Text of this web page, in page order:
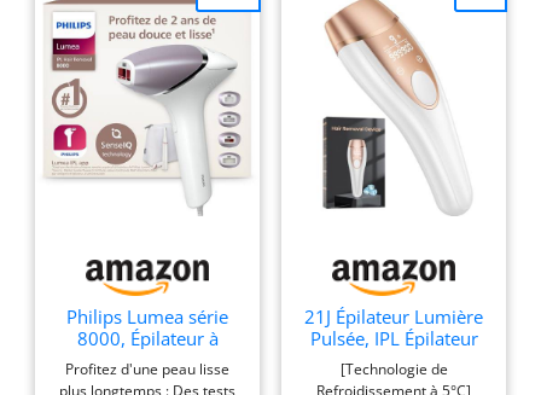
Philips Lumea série
8000, Épilateur à
lumière pulsée,
alternative à l'épilation
Profitez d'une peau lisse
plus longtemps : Des tests
21J Épilateur Lumière
Pulsée, IPL Épilateur
Laser avec Fonction
de Refroidissement,
[Technologie de
Refroidissement à 5°C]